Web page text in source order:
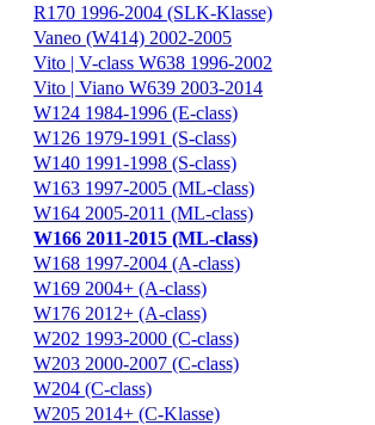
R170 1996-2004 (SLK-Klasse)
Vaneo (W414) 2002-2005
Vito | V-class W638 1996-2002
Vito | Viano W639 2003-2014
W124 1984-1996 (E-class)
W126 1979-1991 (S-class)
W140 1991-1998 (S-class)
W163 1997-2005 (ML-class)
W164 2005-2011 (ML-class)
W166 2011-2015 (ML-class)
W168 1997-2004 (A-class)
W169 2004+ (A-class)
W176 2012+ (A-class)
W202 1993-2000 (C-class)
W203 2000-2007 (C-class)
W204 (C-class)
W205 2014+ (C-Klasse)